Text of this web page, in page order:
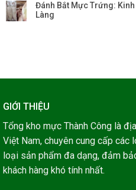
Đánh Bắt Mực Trứng:
Làng
GIỚI THIỆU
Tổng kho mực Thành Công là
Việt Nam, chuyên cung cấp các
loại sản phẩm đa dạng, đảm
khách hàng khó tính nhất.